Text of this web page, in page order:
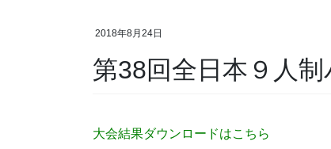
2018年8月24日
第38回全日本９人
大会結果ダウンロードはこちら